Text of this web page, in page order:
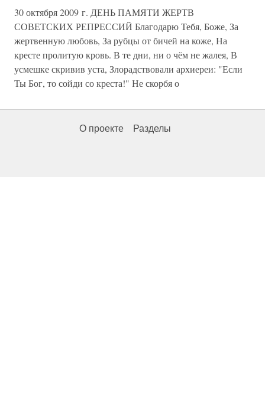
30 октября 2009 г. ДЕНЬ ПАМЯТИ ЖЕРТВ
СОВЕТСКИХ РЕПРЕССИЙ Благодарю Тебя, Боже, За
жертвенную любовь, За рубцы от бичей на коже, На
кресте пролитую кровь. В те дни, ни о чём не жалея, В
усмешке скривив уста, Злорадствовали архиереи: "Если
Ты Бог, то сойди со креста!" Не скорбя о
О проекте Разделы